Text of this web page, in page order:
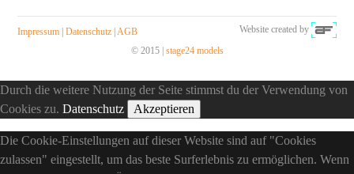
Impressum |Datenschutz |AGB
© 2015 | stage24 models
Website created by
Durch die weitere Nutzung der Seite stimmst du der Verwendung von
Cookies zu. Datenschutz Akzeptieren
Die Cookie-Einstellungen auf dieser Website sind auf "Cookies
zulassen" eingestellt, um das beste Surferlebnis zu ermöglichen. Wenn